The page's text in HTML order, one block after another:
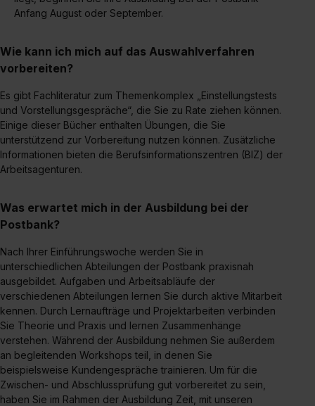
der Kategorien „Präferenzen“, „Statistiken“ und „Social
zur Übermittlung deiner Daten in die USA (Art. 49 Abs. 1
S. 1 lit. a) DS-GVO). Die USA verfügen über kein
II). Du kannst die von dir erteilte Einwilligung jederzeit mit
Wirkung für die Zukunft ganz oder teilweise über unsere
Datenschutzerklärung unter dem Punkt „Datenschutz-
Einstellungen“ widerrufen. Weitere Informationen zu den
einzelnen Cookies findest du durch Klick auf „Details
Impressum.
Anfang August oder September.
Wie kann ich mich auf das Auswahlverfahren
vorbereiten?
Es gibt Fachliteratur zum Themenkomplex „Einstellungstests
und Vorstellungsgespräche“, die Sie zu Rate ziehen können.
Einige dieser Bücher enthalten Übungen, die Sie
unterstützend zur Vorbereitung nutzen können. Zusätzliche
Informationen bieten die Berufsinformationszentren (BIZ) der
Arbeitsagenturen.
Was erwartet mich in der Ausbildung bei der
Postbank?
Nach Ihrer Einführungswoche werden Sie in
unterschiedlichen Abteilungen der Postbank praxisnah
ausgebildet. Aufgaben und Arbeitsabläufe der
verschiedenen Abteilungen lernen Sie durch aktive Mitarbeit
kennen. Durch Lernaufträge und Projektarbeiten verbinden
Sie Theorie und Praxis und lernen Zusammenhänge
verstehen. Während der Ausbildung nehmen Sie außerdem
an begleitenden Workshops teil, in denen Sie
beispielsweise Kundengespräche trainieren. Um für die
Zwischen- und Abschlussprüfung gut vorbereitet zu sein,
haben Sie im Rahmen der Ausbildung Zeit, mit unseren